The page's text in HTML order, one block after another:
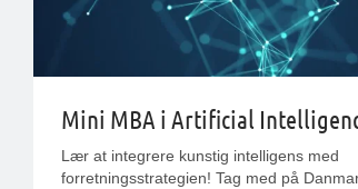
Mini MBA i Artificial
Lær at integrere kunstig intelligens med
forretningsstrategien! Tag med på